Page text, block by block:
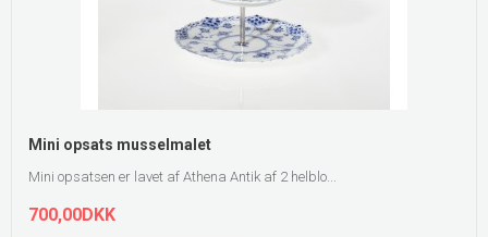
Mini opsats musselmalet
Mini opsatsen er lavet af Athena Antik af 2 helblo...
700,00DKK